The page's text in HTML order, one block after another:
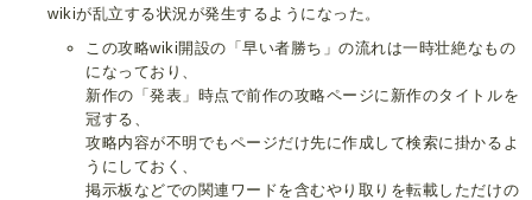
wikiが乱立する状況が発生するようになった。
この攻略wiki開設の「早い者勝ち」の流れは一時壮絶なもの
になっており、
新作の「発表」時点で前作の攻略ページに新作のタイトルを
冠する、
攻略内容が不明でもページだけ先に作成して検索に掛かるよ
うにしておく、
掲示板などでの関連ワードを含むやり取りを転載しただけの